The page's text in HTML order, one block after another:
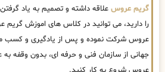
گریم عروس علاقه داشته و تصمیم به یاد
را دارید، می توانید در کلاس های اموزش گریم
عروس شرکت نموده و پس از یادگیری و کسب
جهانی از سازمان فنی و حرفه ای، بدون وقفه